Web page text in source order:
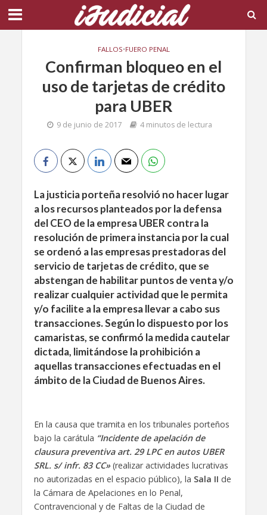
FALLOS•FUERO PENAL
Confirman bloqueo en el
uso de tarjetas de crédito
para UBER
9 de junio de 2017 4 minutos de lectura
La justicia porteña resolvió no hacer lugar
a los recursos planteados por la defensa
del CEO de la empresa UBER contra la
resolución de primera instancia por la cual
se ordenó a las empresas prestadoras del
servicio de tarjetas de crédito, que se
abstengan de habilitar puntos de venta y/o
realizar cualquier actividad que le permita
y/o facilite a la empresa llevar a cabo sus
transacciones. Según lo dispuesto por los
camaristas, se confirmó la medida cautelar
dictada, limitándose la prohibición a
aquellas transacciones efectuadas en el
ámbito de la Ciudad de Buenos Aires.
En la causa que tramita en los tribunales porteños
bajo la carátula “Incidente de apelación de
clausura preventiva art. 29 LPC en autos UBER
SRL. s/ infr. 83 CC»(realizar actividades lucrativas
no autorizadas en el espacio público), la Sala II de
la Cámara de Apelaciones en lo Penal,
Contravencional y de Faltas de la Ciudad de